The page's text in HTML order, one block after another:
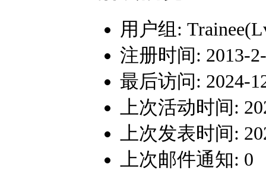
用户组:
注册时间: 2013-
最后访问: 2024-
上次活动时间:
上次发表时间:
上次邮件通知: 0